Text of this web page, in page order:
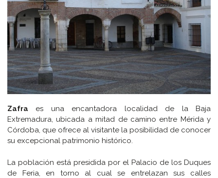
Zafra es una encantadora localidad de la Baja
Extremadura, ubicada a mitad de camino entre Mérida y
Córdoba, que ofrece al visitante la posibilidad de conocer
su excepcional patrimonio histórico.
La población está presidida por el Palacio de los Duques
de Feria, en torno al cual se entrelazan sus calles